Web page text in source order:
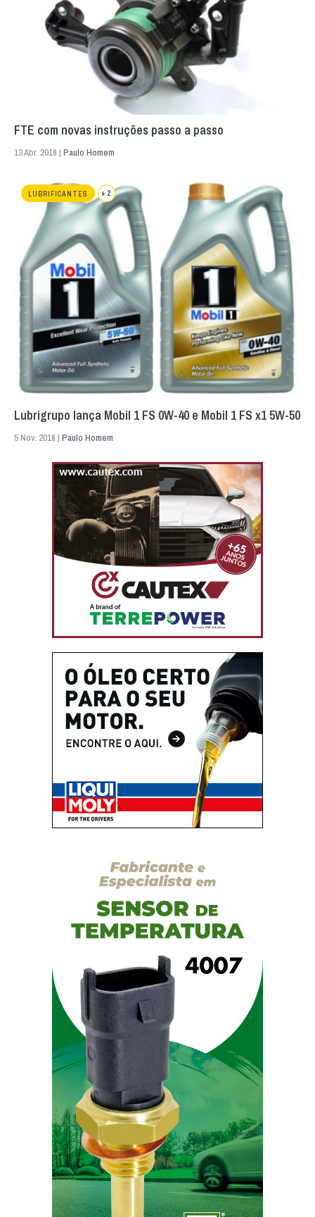
FTE com novas instruções passo a passo
13 Abr. 2016 | Paulo Homem
LUBRIFICANTES + 2
Lubrigrupo lança Mobil 1 FS 0W-40 e Mobil 1 FS x1 5W-50
5 Nov. 2016 | Paulo Homem